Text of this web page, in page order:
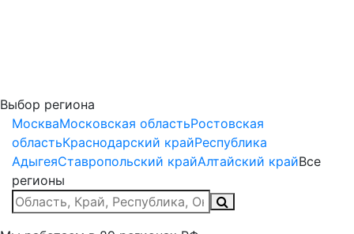
Выбор региона
МоскваМосковская областьРостовская
областьКраснодарский крайРеспублика
АдыгеяСтавропольский крайАлтайский крайВсе
регионы